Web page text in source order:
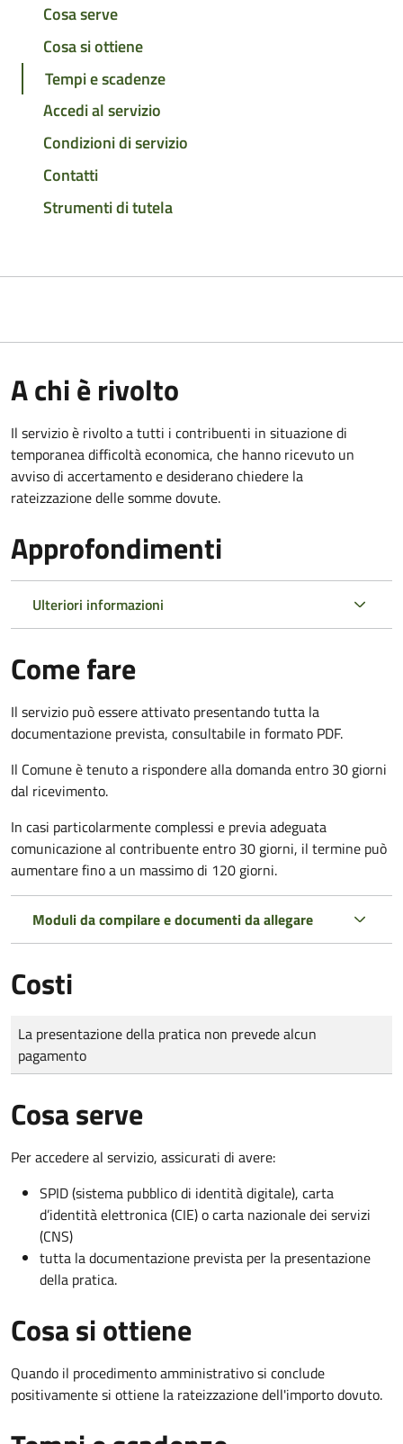
Cosa serve
Cosa si ottiene
Tempi e scadenze
Accedi al servizio
Condizioni di servizio
Contatti
Strumenti di tutela
A chi è rivolto
Il servizio è rivolto a tutti i contribuenti in situazione di
temporanea difficoltà economica, che hanno ricevuto un
avviso di accertamento e desiderano chiedere la
rateizzazione delle somme dovute.
Approfondimenti
Ulteriori informazioni
Come fare
Il servizio può essere attivato presentando tutta la
documentazione prevista, consultabile in formato PDF.
Il Comune è tenuto a rispondere alla domanda entro 30 giorni
dal ricevimento.
In casi particolarmente complessi e previa adeguata
comunicazione al contribuente entro 30 giorni, il termine può
aumentare fino a un massimo di 120 giorni.
Moduli da compilare e documenti da allegare
Costi
Tipo di pagamento
Importo
La presentazione della pratica non prevede alcun
pagamento
Cosa serve
Per accedere al servizio, assicurati di avere:
SPID (sistema pubblico di identità digitale), carta
d’identità elettronica (CIE) o carta nazionale dei servizi
(CNS)
tutta la documentazione prevista per la presentazione
della pratica.
Cosa si ottiene
Quando il procedimento amministrativo si conclude
positivamente si ottiene la rateizzazione dell'importo dovuto.